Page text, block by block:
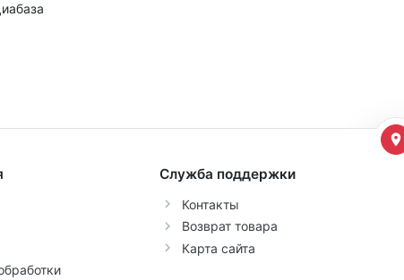
Служба поддержки
Контакты
Возврат товара
Карта сайта